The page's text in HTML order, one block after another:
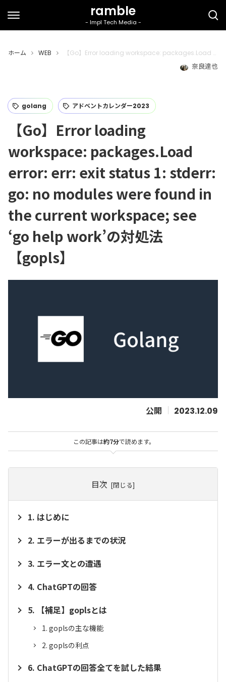
ホーム WEB 【Go】Error loading workspace: packages.Load error: err: exit status 1: stderr: go: no modules were found in the current workspace; see ‘go help work’の対処法【gopls】
奈良達也
golang アドベントカレンダー2023
【Go】Error loading
workspace: packages.Load
error: err: exit status 1: stderr:
go: no modules were found in
the current workspace; see
‘go help work’の対処法
【gopls】
2023.12.09
この記事は約7分で読めます。
目次
はじめに
エラーが出るまでの状況
エラー文との遭遇
ChatGPTの回答
【補足】goplsとは
goplsの主な機能
goplsの利点
ChatGPTの回答全てを試した結果